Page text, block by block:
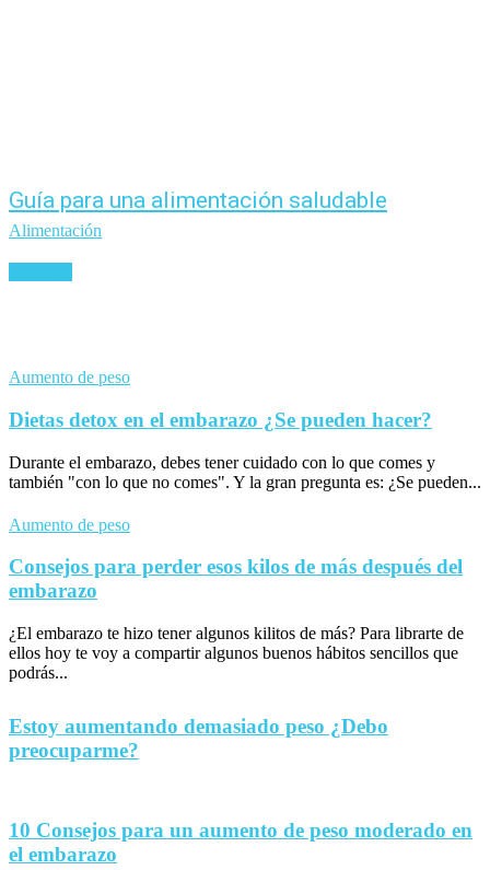
Guía para una alimentación saludable
Alimentación
Aumento de peso
Dietas detox en el embarazo ¿Se pueden hacer?
Durante el embarazo, debes tener cuidado con lo que comes y
también "con lo que no comes". Y la gran pregunta es: ¿Se pueden...
Aumento de peso
Consejos para perder esos kilos de más después del
embarazo
¿El embarazo te hizo tener algunos kilitos de más? Para librarte de
ellos hoy te voy a compartir algunos buenos hábitos sencillos que
podrás...
Estoy aumentando demasiado peso ¿Debo
preocuparme?
10 Consejos para un aumento de peso moderado en
el embarazo